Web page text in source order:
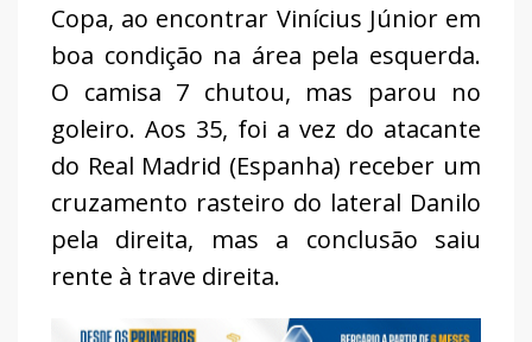
Copa, ao encontrar Vinícius Júnior em
boa condição na área pela esquerda.
O camisa 7 chutou, mas parou no
goleiro. Aos 35, foi a vez do atacante
do Real Madrid (Espanha) receber um
cruzamento rasteiro do lateral Danilo
pela direita, mas a conclusão saiu
rente à trave direita.